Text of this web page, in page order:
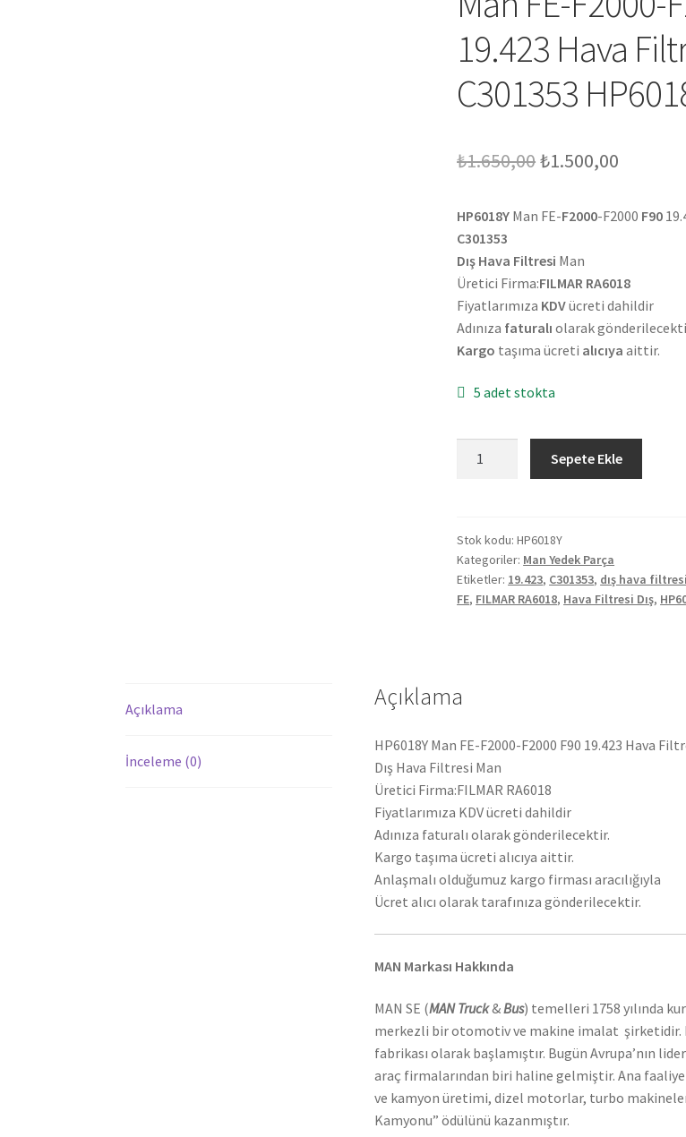
19.423 Hava
C301353
₺1.650,00Orijinal
₺1.650,00.
₺1.500,00
fiyat:
HP6018Y Man FE-F2000-F2000 F90
C301353
Dış Hava Filtresi Man
Üretici Firma:FILMAR RA6018
Fiyatlarımıza KDVücreti dahildir
Adınıza faturalı olarak
Kargo taşıma ücreti alıcıya aittir.
5 adet stokta
F90
19.423
Hava
Filtresi
adet
Sepete Ekle
Stok kodu:HP6018Y
Kategoriler: Man Yedek Parça
Etiketler: 19.423, C301353, dış hava filtresi
FE, FILMAR RA6018, Hava Filtresi Dış,
Açıklama
İnceleme (0)
Açıklama
HP6018Y Man FE-F2000-F2000 F90 19.423 Hava
Dış Hava Filtresi Man
Üretici Firma:FILMAR RA6018
Fiyatlarımıza KDV ücreti dahildir
Adınıza faturalı olarak gönderilecektir.
Kargo taşıma ücreti alıcıya aittir.
Anlaşmalı olduğumuz kargo firması aracılığıyla
Ücret alıcı olarak tarafınıza gönderilecektir.
MAN Markası Hakkında
MAN SE (MAN Truck&Bus) temelleri 1758 yılında
merkezli bir otomotiv ve makine imalat şirketidir.
fabrikası olarak başlamıştır. Bugün Avrupa’nın
araç firmalarından biri haline gelmiştir. Ana
ve kamyon üretimi, dizel motorlar, turbo makineler
Kamyonu” ödülünü kazanmıştır.